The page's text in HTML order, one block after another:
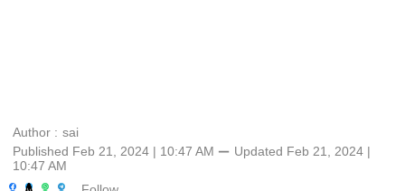
Author : sai
Published Feb 21, 2024 | 10:47 AM ⚊ Updated Feb 21, 2024 |
10:47 AM